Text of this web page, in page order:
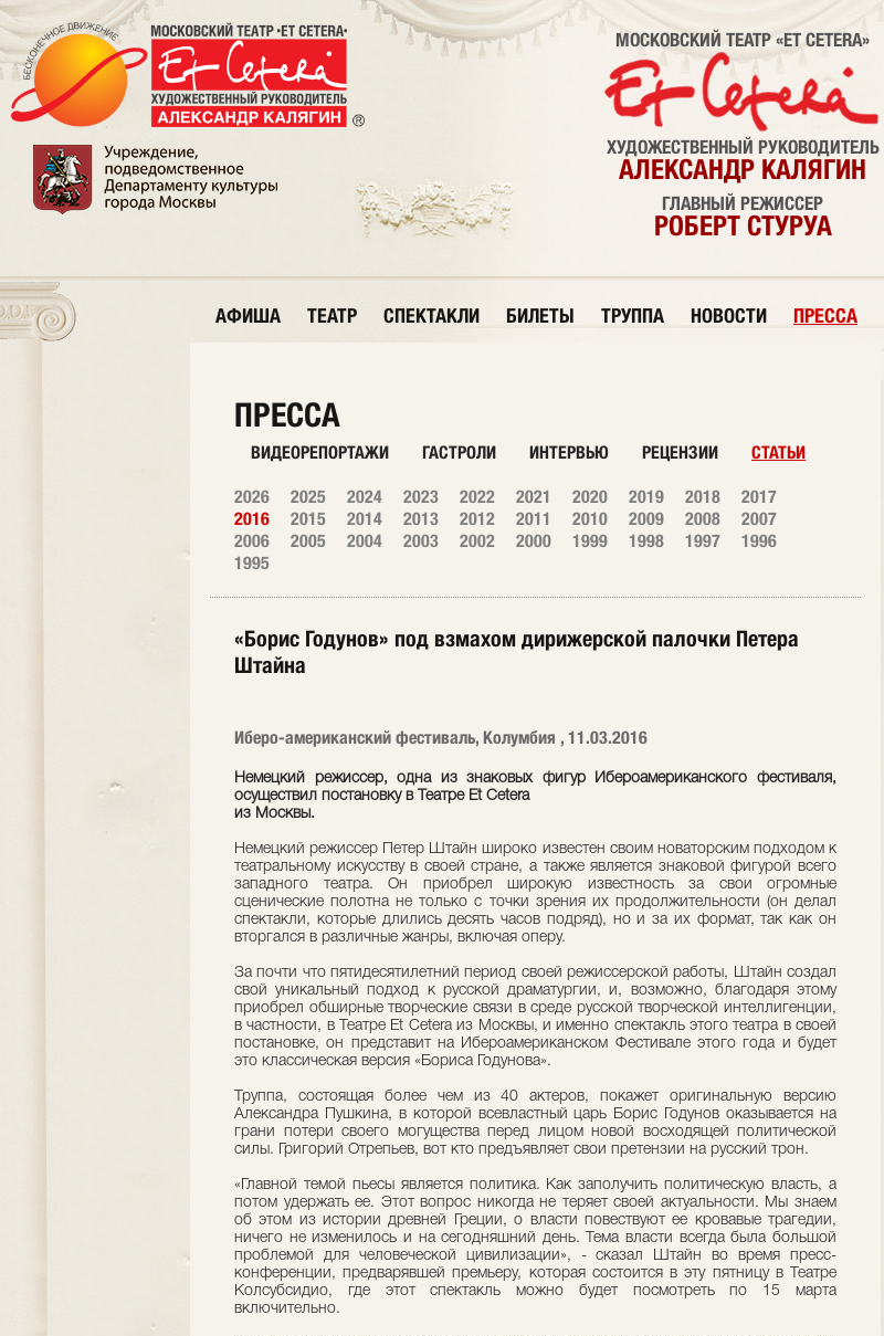
МОСКОВСКИЙ ТЕАТР «ET CETERA»
ХУДОЖЕСТВЕННЫЙ РУКОВОДИТЕЛЬ
АЛЕКСАНДР КАЛЯГИН
ГЛАВНЫЙ РЕЖИССЕР
РОБЕРТ СТУРУА
АФИША ТЕАТР СПЕКТАКЛИ БИЛЕТЫ ТРУППА НОВОСТИ ПРЕССА
ПРЕССА
ВИДЕОРЕПОРТАЖИ ГАСТРОЛИ ИНТЕРВЬЮ РЕЦЕНЗИИ СТАТЬИ
2026 2025 2024 2023 2022 2021 2020 2019 2018
2017
2016
2015 2014 2013 2012 2011 2010 2009 2008
2007
2006
2005 2004 2003 2002 2000 1999 1998 1997
1996
1995
«Борис Годунов» под взмахом дирижерской палочки Петера
Штайна
Иберо-американский фестиваль, Колумбия , 11.03.2016
Немецкий режиссер, одна из знаковых фигур Ибероамериканского фестиваля,
осуществил постановку в Театре Et Cetera
из Москвы.
Немецкий режиссер Петер Штайн широко известен своим новаторским подходом к
театральному искусству в своей стране, а также является знаковой фигурой всего
западного театра. Он приобрел широкую известность за свои огромные
сценические полотна не только с точки зрения их продолжительности (он делал
спектакли, которые длились десять часов подряд), но и за их формат, так как он
вторгался в различные жанры, включая оперу.
За почти что пятидесятилетний период своей режиссерской работы, Штайн создал
свой уникальный подход к русской драматургии, и, возможно, благодаря этому
приобрел обширные творческие связи в среде русской творческой интеллигенции,
в частности, в Театре Et Cetera из Москвы, и именно спектакль этого театра в своей
постановке, он представит на Ибероамериканском Фестивале этого года и будет
это классическая версия «Бориса Годунова».
Труппа, состоящая более чем из 40 актеров, покажет оригинальную версию
Александра Пушкина, в которой всевластный царь Борис Годунов оказывается на
грани потери своего могущества перед лицом новой восходящей политической
силы. Григорий Отрепьев, вот кто предъявляет свои претензии на русский трон.
«Главной темой пьесы является политика. Как заполучить политическую власть, а
потом удержать ее. Этот вопрос никогда не теряет своей актуальности. Мы знаем
об этом из истории древней Греции, о власти повествуют ее кровавые трагедии,
ничего не изменилось и на сегодняшний день. Тема власти всегда была большой
проблемой для человеческой цивилизации», - сказал Штайн во время пресс-
конференции, предварявшей премьеру, которая состоится в эту пятницу в Театре
Колсубсидио, где этот спектакль можно будет посмотреть по 15 марта
включительно.